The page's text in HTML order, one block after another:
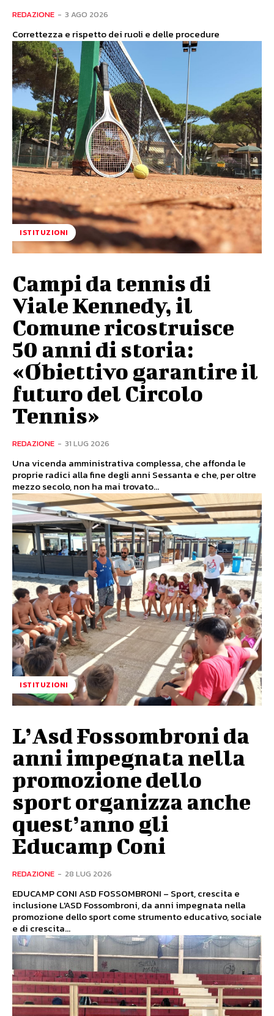
REDAZIONE - 3 AGO 2026
Correttezza e rispetto dei ruoli e delle procedure
ISTITUZIONI
Campi da tennis di
Viale Kennedy, il
Comune ricostruisce
50 anni di storia:
«Obiettivo garantire il
futuro del Circolo
Tennis»
REDAZIONE - 31 LUG 2026
Una vicenda amministrativa complessa, che affonda le
proprie radici alla fine degli anni Sessanta e che, per oltre
mezzo secolo, non ha mai trovato...
ISTITUZIONI
L’Asd Fossombroni da
anni impegnata nella
promozione dello
sport organizza anche
quest’anno gli
Educamp Coni
REDAZIONE - 28 LUG 2026
EDUCAMP CONI ASD FOSSOMBRONI – Sport, crescita e
inclusione L'ASD Fossombroni, da anni impegnata nella
promozione dello sport come strumento educativo, sociale
e di crescita...